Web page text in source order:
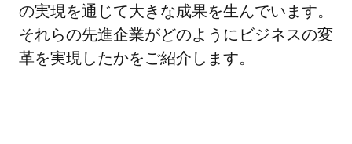
の実現を通じて大きな成果を生んでいます。
それらの先進企業がどのようにビジネスの変
革を実現したかをご紹介します。